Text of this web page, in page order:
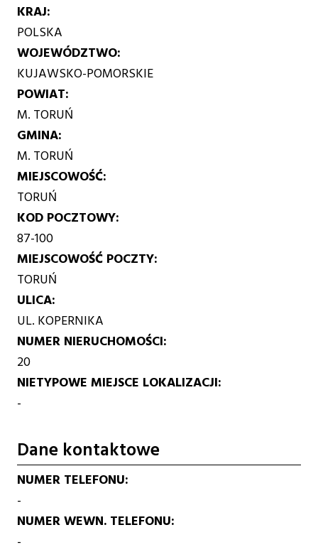
KRAJ
POLSKA
WOJEWÓDZTWO
KUJAWSKO-POMORSKIE
POWIAT
M. TORUŃ
GMINA
M. TORUŃ
MIEJSCOWOŚĆ
TORUŃ
KOD POCZTOWY
87-100
MIEJSCOWOŚĆ POCZTY
TORUŃ
ULICA
UL. KOPERNIKA
NUMER NIERUCHOMOŚCI
20
NIETYPOWE MIEJSCE LOKALIZACJI
-
Dane kontaktowe
NUMER TELEFONU
-
NUMER WEWN. TELEFONU
-